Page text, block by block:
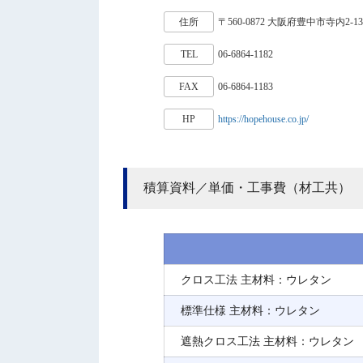
住所 〒560-0872 大阪府豊中市寺内2-
TEL 06-6864-1182
FAX 06-6864-1183
HP https://hopehouse.co.jp/
積算資料／単価・工事費（材工共）
クロス工法 主材料：ウレタン
標準仕様 主材料：ウレタン
遮熱クロス工法 主材料：ウレタン